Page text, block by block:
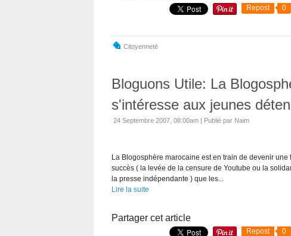
Repost 0
Citoyenneté
Bloguons Utile: La
s'intéresse aux jeunes
24 Septembre 2007, 08:00am | Publié par Naim
La Blogosphère marocaine est en train de devenir
succès ( la levée de la censure de Youtube ou la
la presse indépendante ) que les...
Lire la suite
Partager cet article
Repost 0